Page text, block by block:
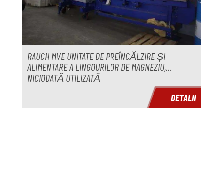
RAUCH MVE UNITATE DE PREÎNCĂLZIRE ȘI
ALIMENTARE A LINGOURILOR DE MAGNEZIU,
NICIODATĂ UTILIZATĂ
DETALII